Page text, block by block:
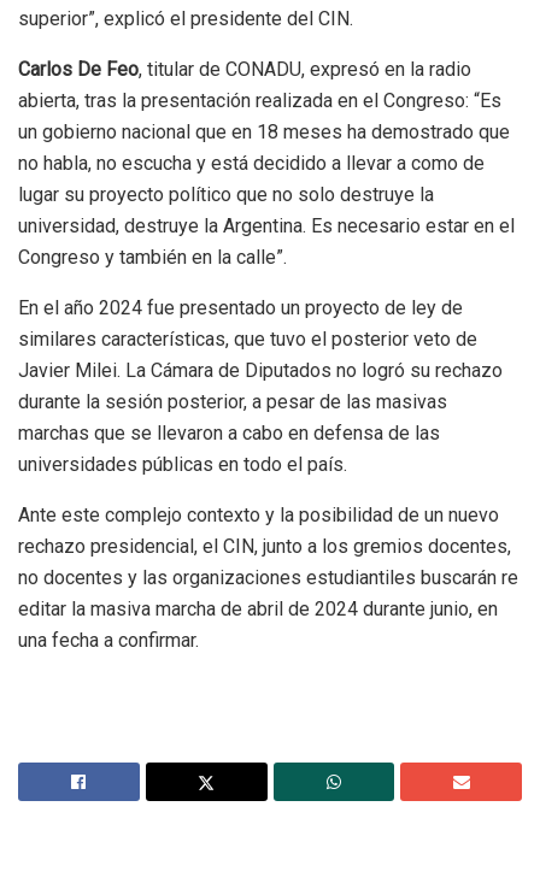
superior”, explicó el presidente del CIN.
Carlos De Feo, titular de CONADU, expresó en la radio
abierta, tras la presentación realizada en el Congreso: “Es
un gobierno nacional que en 18 meses ha demostrado que
no habla, no escucha y está decidido a llevar a como de
lugar su proyecto político que no solo destruye la
universidad, destruye la Argentina. Es necesario estar en el
Congreso y también en la calle”.
En el año 2024 fue presentado un proyecto de ley de
similares características, que tuvo el posterior veto de
Javier Milei. La Cámara de Diputados no logró su rechazo
durante la sesión posterior, a pesar de las masivas
marchas que se llevaron a cabo en defensa de las
universidades públicas en todo el país.
Ante este complejo contexto y la posibilidad de un nuevo
rechazo presidencial, el CIN, junto a los gremios docentes,
no docentes y las organizaciones estudiantiles buscarán re
editar la masiva marcha de abril de 2024 durante junio, en
una fecha a confirmar.